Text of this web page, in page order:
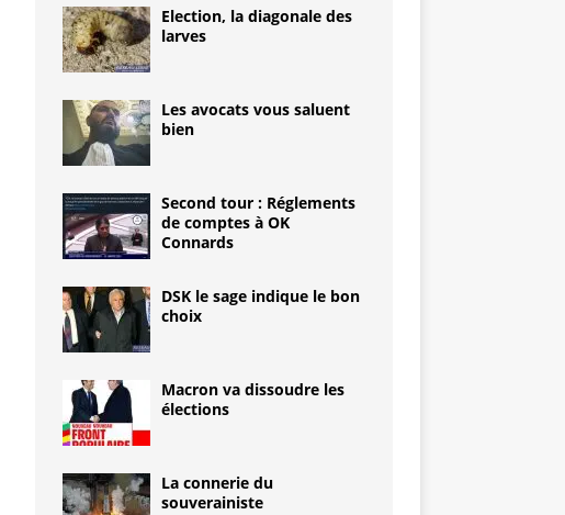
Election, la diagonale des
larves
Les avocats vous saluent
bien
Second tour : Réglements
de comptes à OK
Connards
DSK le sage indique le bon
choix
Macron va dissoudre les
élections
La connerie du
souverainiste